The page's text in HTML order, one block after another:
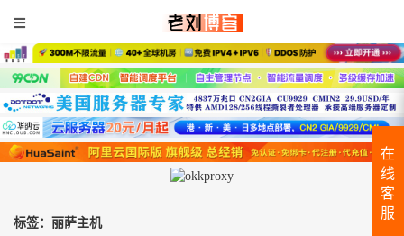
标签：丽萨主机
在
线
客
服